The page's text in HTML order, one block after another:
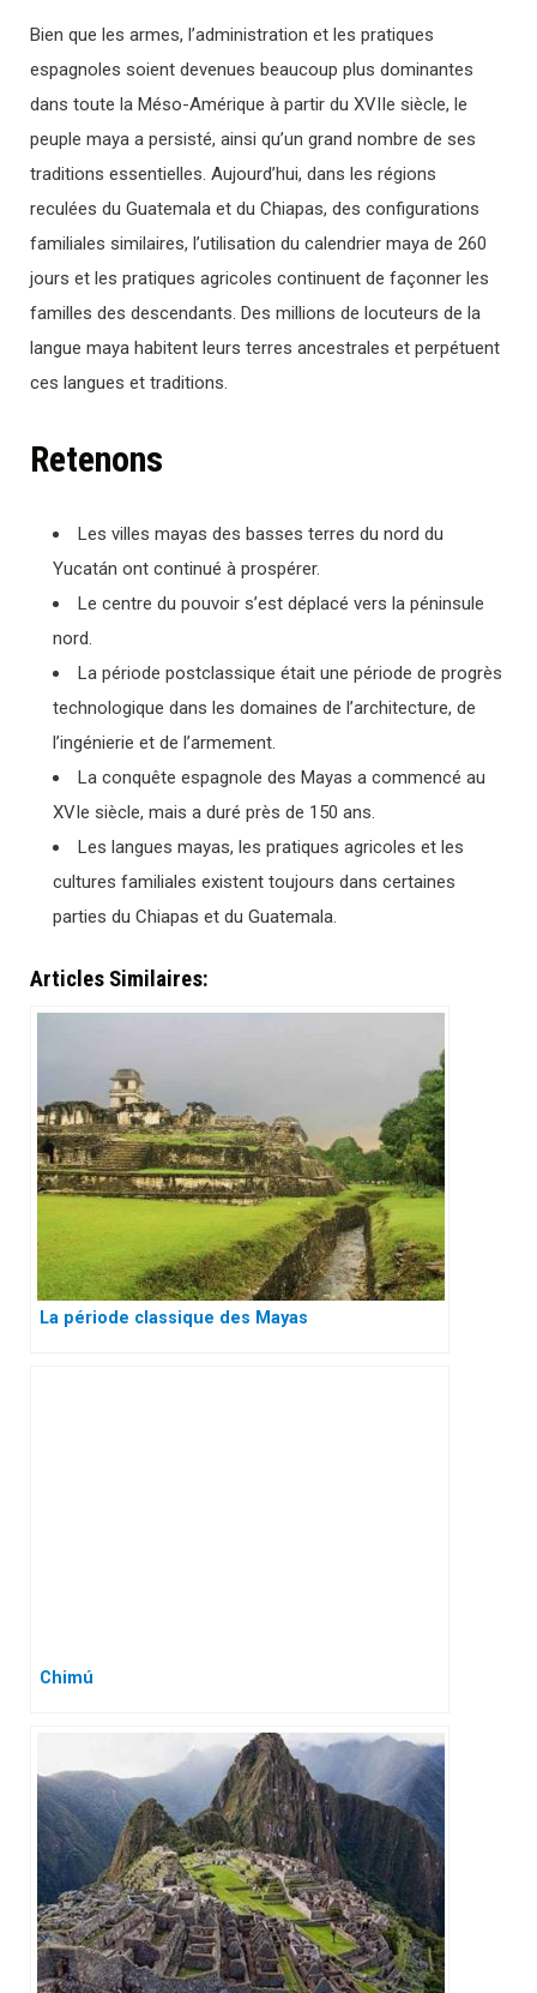
Bien que les armes, l’administration et les pratiques
espagnoles soient devenues beaucoup plus dominantes
dans toute la Méso-Amérique à partir du XVIIe siècle, le
peuple maya a persisté, ainsi qu’un grand nombre de ses
traditions essentielles. Aujourd’hui, dans les régions
reculées du Guatemala et du Chiapas, des configurations
familiales similaires, l’utilisation du calendrier maya de 260
jours et les pratiques agricoles continuent de façonner les
familles des descendants. Des millions de locuteurs de la
langue maya habitent leurs terres ancestrales et perpétuent
ces langues et traditions.
Retenons
Les villes mayas des basses terres du nord du
Yucatán ont continué à prospérer.
Le centre du pouvoir s’est déplacé vers la péninsule
nord.
La période postclassique était une période de progrès
technologique dans les domaines de l’architecture, de
l’ingénierie et de l’armement.
La conquête espagnole des Mayas a commencé au
XVIe siècle, mais a duré près de 150 ans.
Les langues mayas, les pratiques agricoles et les
cultures familiales existent toujours dans certaines
parties du Chiapas et du Guatemala.
Articles Similaires:
La période classique des Mayas
Chimú